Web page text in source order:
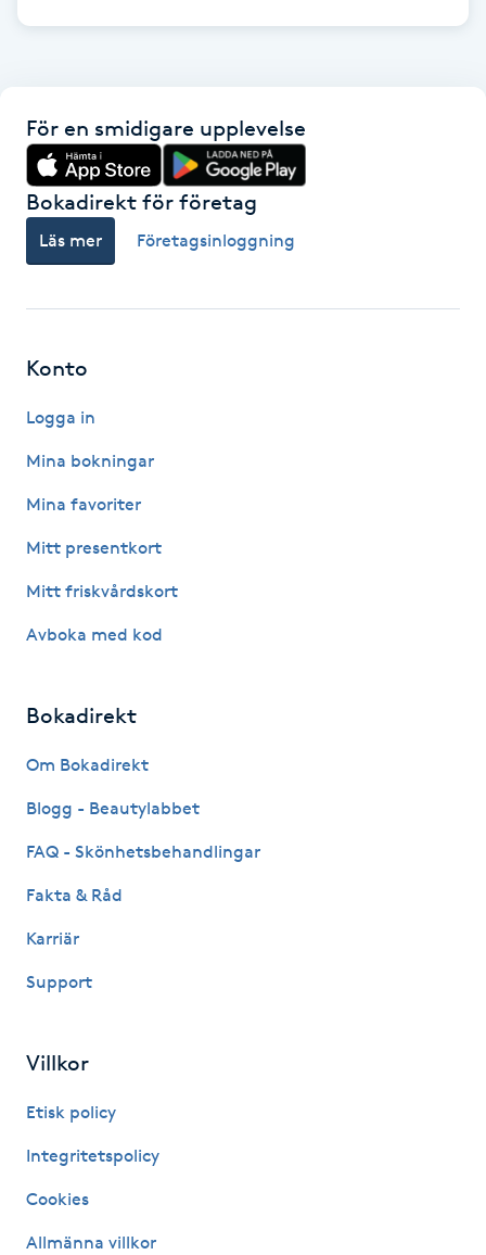
Gellack
Gravidmassage
Gravidyoga
Gruppträning
H
Hatha Yoga
Healing
Herrklippning
Hollywood Peel
Hot yoga
Hudföryngring
Hyperhidros
Hypnos
För en smidigare upplevelse
Bokadirekt för företag
Läs mer Företagsinloggning
Konto
Logga in
Mina bokningar
Mina favoriter
Mitt presentkort
Mitt friskvårdskort
Avboka med kod
Bokadirekt
Om Bokadirekt
Blogg - Beautylabbet
FAQ - Skönhetsbehandlingar
Fakta & Råd
Karriär
Support
Villkor
Etisk policy
Integritetspolicy
Cookies
Allmänna villkor